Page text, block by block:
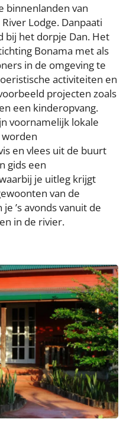
binnenlanden van
Lodge. Danpaati
bij het dorpje Dan. Het
Bonama met als
in de omgeving te
activiteiten en
projecten zoals
een kinderopvang.
voornamelijk lokale
en vlees uit de buurt
gids een
je uitleg krijgt
van de
’s avonds vanuit de
in de rivier.